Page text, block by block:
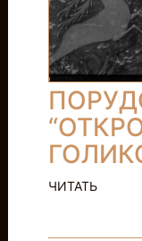
ЧИТАТЬ